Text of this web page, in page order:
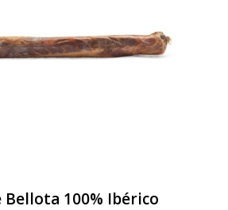
Bellota 100% Ibérico